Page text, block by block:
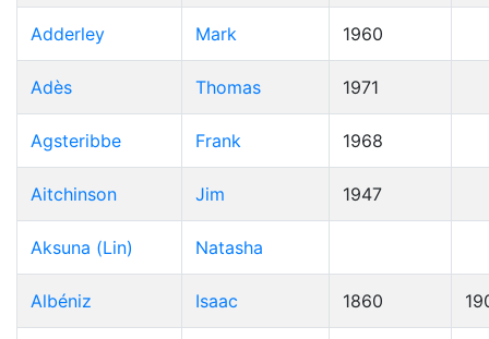
Adderley Mark 1960
Adès Thomas 1971
Agsteribbe Frank 1968
Aitchinson Jim 1947
Aksuna (Lin) Natasha
Albéniz Isaac 1860